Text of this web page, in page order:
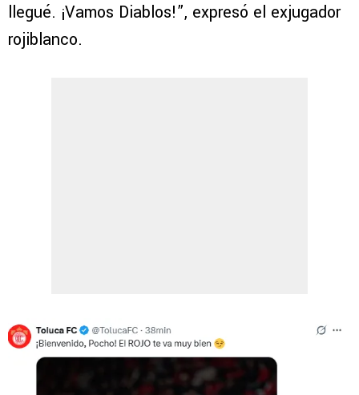
llegué. ¡Vamos Diablos!”, expresó el exjugador
rojiblanco.